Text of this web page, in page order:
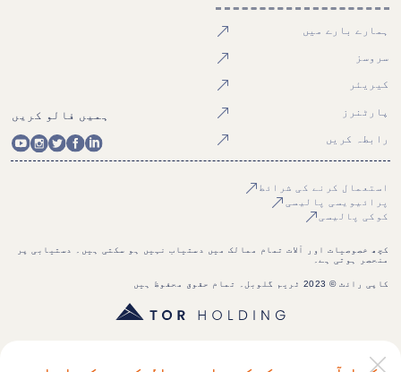
ہمارے بارے میں
سروسز
کیریئر
پارٹنرز
رابطہ کریں
ہمیں فالو کریں
استعمال کرنے کی شرائط
پرائیویسی پالیسی
کوکی پالیسی
کچھ خصوصیات اور آلات تمام ممالک میں دستیاب نہیں ہو سکتی ہیں۔ دستیابی پر
منحصر ہوتی ہے۔
کاپی رائٹ © 2023 ٹریم گلوبل۔ تمام حقوق محفوظ ہیں